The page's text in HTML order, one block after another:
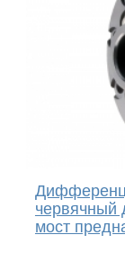
червячный
мост